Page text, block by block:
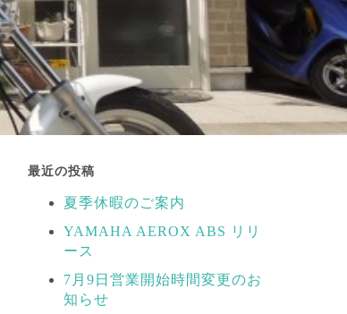
最近の投稿
夏季休暇のご案内
YAMAHA AEROX ABS リリ
ース
7月9日営業開始時間変更のお
知らせ